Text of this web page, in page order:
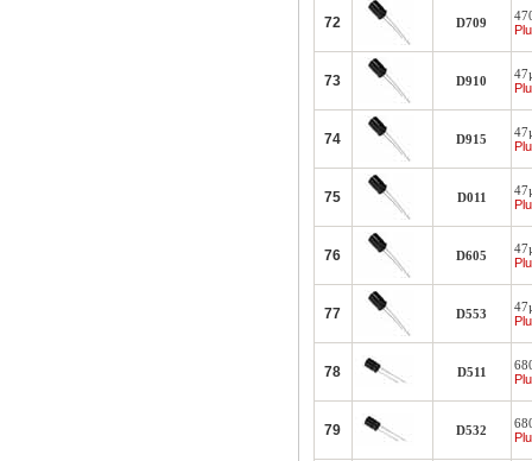
72 D709
73 D910
74 D915
75 D011
76 D605
77 D553
78 D511
79 D532